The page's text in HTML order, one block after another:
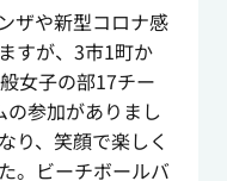
ザや新型コロナ感
すが、3市1町か
女子の部17チー
参加がありまし
り、笑顔で楽しく
。ビーチボールバ